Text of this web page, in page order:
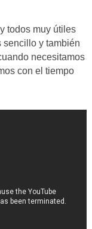
todos muy útiles
sencillo y también
necesitamos
con el tiempo